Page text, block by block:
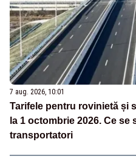
7 aug. 2026, 10:01
Tarifele pentru rovinietă și
la 1 octombrie 2026. Ce
transportatori